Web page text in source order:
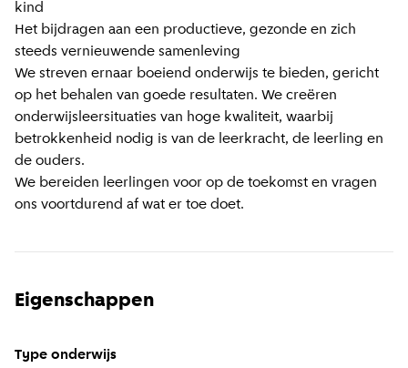
kind
Het bijdragen aan een productieve, gezonde en zich
steeds vernieuwende samenleving
We streven ernaar boeiend onderwijs te bieden, gericht
op het behalen van goede resultaten. We creëren
onderwijsleersituaties van hoge kwaliteit, waarbij
betrokkenheid nodig is van de leerkracht, de leerling en
de ouders.
We bereiden leerlingen voor op de toekomst en vragen
ons voortdurend af wat er toe doet.
Eigenschappen
Type onderwijs